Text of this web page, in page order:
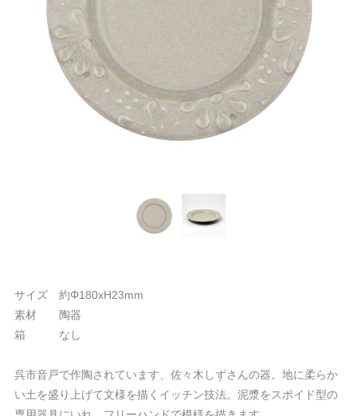
サイズ 約Φ180xH23mm
素材 陶器
箱 なし
呉市音戸で作陶されています、佐々木しずさんの器。地に柔らか
い土を盛り上げて文様を描くイッチン技法。泥漿をスポイド型の